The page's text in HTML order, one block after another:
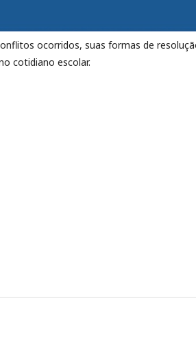
ocorridos, suas formas de
cotidiano escolar.